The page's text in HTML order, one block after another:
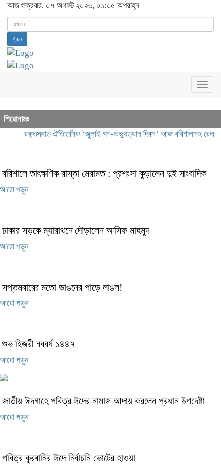
আজ শুক্রবার, ০৭ অগাস্ট ২০২৬, ০১:০৫ অপরাহ্ন
খুঁজুন
শিরোনামঃ
রক্তস্নাত ঐতিহাসিক ‌‘জুলাই গণ-অভ্যুত্থান দিবস’ আজ বরিশালসহ
বরিশালে তাৎক্ষণিক রাস্তা মেরামত : প্রশংসা কুড়ালেন দুই সাংবাদিক
আরো পড়ুন
ঢাকার সড়কে ম্যারাথনে দৌড়ালেন আসিফ মাহমুদ
আরো পড়ুন
সপ্তমবারের মতো ভাঙনের পাড়ে লাঙল!
আরো পড়ুন
শুভ হিজরী নববর্ষ ১৪৪৭
আরো পড়ুন
জাতীয় ঈদগাহে পবিত্র ঈদের নামাজ আদায় করলেন প্রধান উপদেষ্টা
আরো পড়ুন
পবিত্র কুরবানির ঈদে নির্বাচনি ভোটের হাওয়া